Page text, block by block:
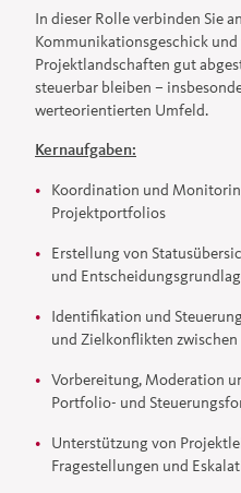
In dieser Rolle verbinden Sie
Kommunikationsgeschick
Projektlandschaften gut
steuerbar bleiben –
werteorientierten Umfeld.
Kernaufgaben:
Koordination und
Projektportfolios
Erstellung von
und
Identifikation und
und Zielkonflikten zwischen
Vorbereitung, Moderation
Portfolio- und
Unterstützung von
Fragestellungen und